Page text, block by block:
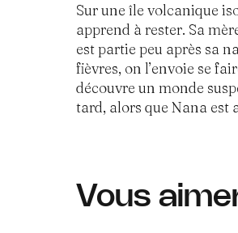
Sur une île volcanique
apprend à rester. Sa
est partie peu après sa
fièvres, on l’envoie se
découvre un monde
tard, alors que Nana est
Vous